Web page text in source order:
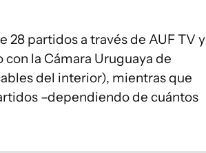
28 partidos a través de AUF TV y
la Cámara Uruguaya de
del interior), mientras que
–dependiendo de cuántos